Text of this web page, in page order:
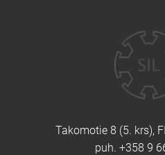
Takomotie 8 (5. krs),
puh. +358 9